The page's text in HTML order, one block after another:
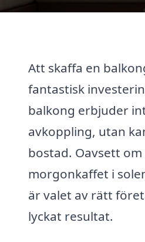
Att skaffa en
fantastisk
balkong erbjuder
avkoppling, utan
bostad. Oavsett
morgonkaffet i
är valet av rätt
lyckat resultat.